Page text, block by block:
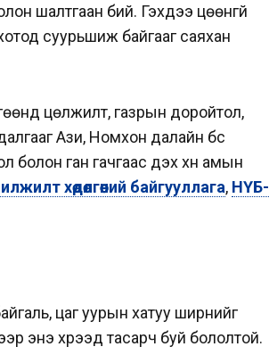
шалтгаан бий. Гэхдээ цөөнгүй
суурьшиж байгааг саяхан
цөлжилт, газрын доройтол,
Ази, Номхон далайн бүс
ган гачгаас үүдэх хүн амын
хөдөлгөөний байгууллага, НҮБ-
цаг уурын хатуу ширүүнийг
энэ хүрээд тасарч буй бололтой.